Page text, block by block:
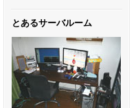
とあるサーバルーム